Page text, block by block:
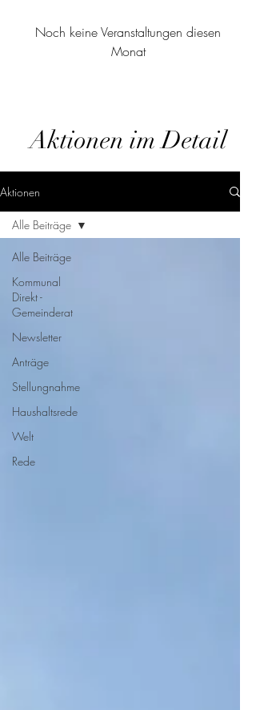
Noch keine Veranstaltungen diesen
Monat
Aktionen im Detail
Aktionen
Alle Beiträge
Kommunal
Direkt -
Gemeinderat
Newsletter
Anträge
Stellungnahme
Haushaltsrede
Welt
Rede
Alle Beiträge